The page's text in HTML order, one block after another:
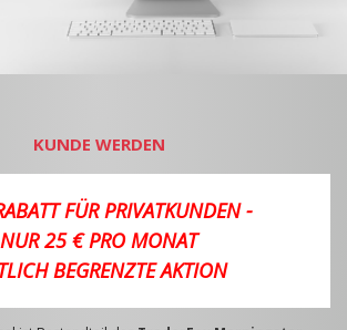
KUNDE WERDEN
FÜR PRIVATKUNDEN -
NUR 25 € PRO MONAT
BEGRENZTE AKTION